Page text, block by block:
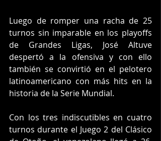
Luego de romper una racha de 25
turnos sin imparable en los playoffs
de Grandes Ligas, José Altuve
despertó a la ofensiva y con ello
también se convirtió en el pelotero
latinoamericano con más hits en la
historia de la Serie Mundial.
Con los tres indiscutibles en cuatro
turnos durante el Juego 2 del Clásico